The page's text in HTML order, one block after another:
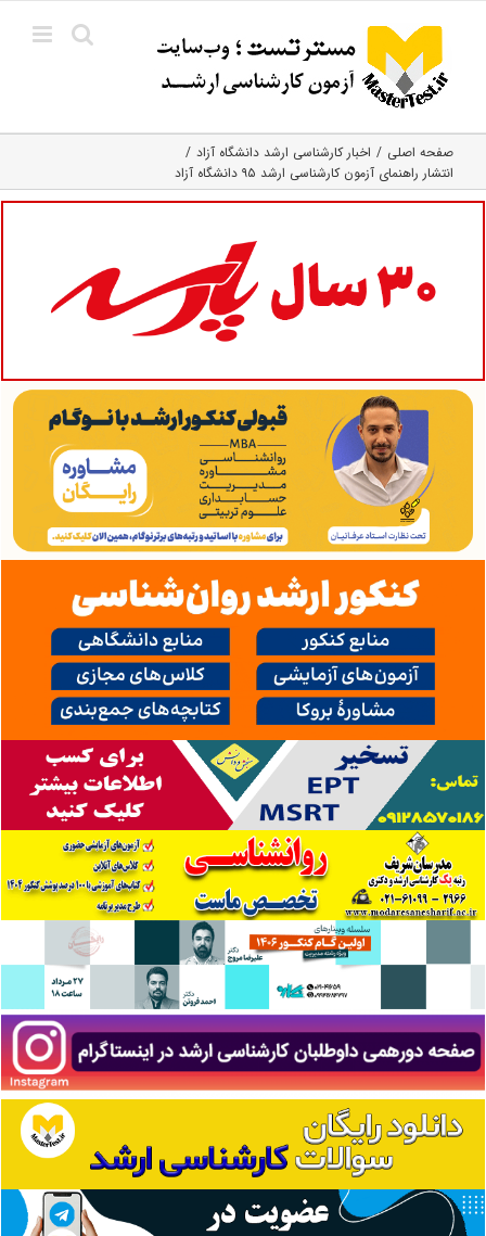
content
صفحه اصلی
اخبار کارشناسی ارشد دانشگاه آزاد
انتشار راهنمای آزمون کارشناسی ارشد ۹۵ دانشگاه آزاد